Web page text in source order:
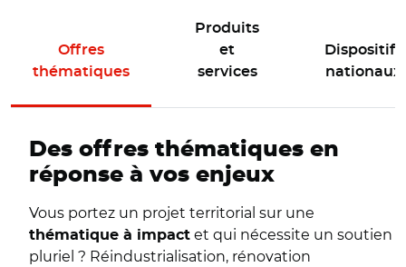
Offres
thématiques
Produits
et
services
Dispositifs
nationaux
Des offres thématiques en
réponse à vos enjeux
Vous portez un projet territorial sur une
thématique à impact et qui nécessite un soutien
pluriel ? Réindustrialisation, rénovation